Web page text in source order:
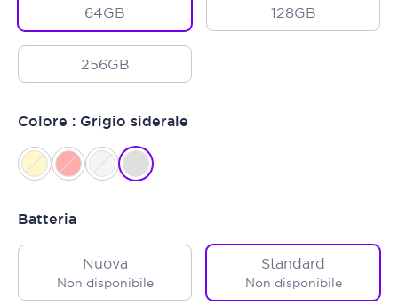
64GB 128GB
256GB
Colore : Grigio siderale
Batteria
Nuova
Non disponibile
Standard
Non disponibile